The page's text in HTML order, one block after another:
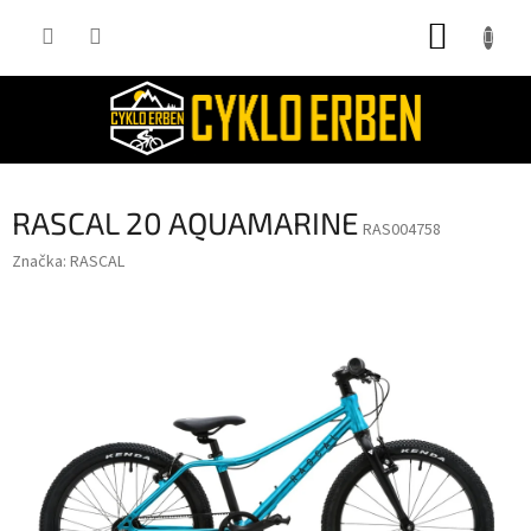
RASCAL 20 AQUAMARINE RAS004758
Značka: RASCAL